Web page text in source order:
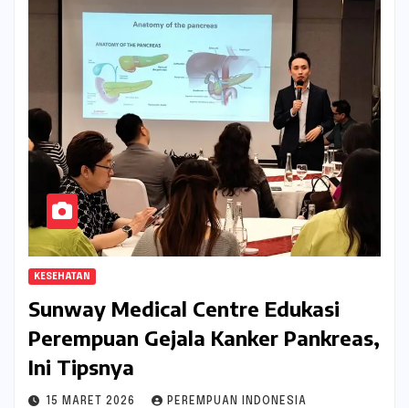
KESEHATAN
Sunway Medical Centre Edukasi
Perempuan Gejala Kanker Pankreas,
Ini Tipsnya
15 MARET 2026 PEREMPUAN INDONESIA